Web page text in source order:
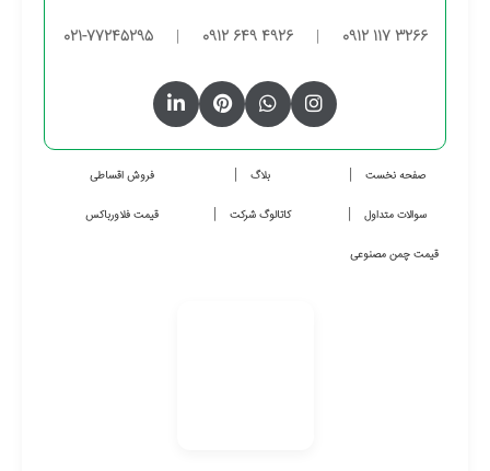
0912 117 3266
|
0912 649 4926
|
021-77245295
صفحه نخست بلاگ فروش اقساطی
سوالات متداول کاتالوگ شرکت قیمت فلاورباکس
قیمت چمن مصنوعی